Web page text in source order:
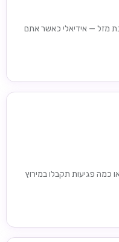
מזל — אידיאלי כאשר אתם
כמה פגיעות תקבלו במירוץ